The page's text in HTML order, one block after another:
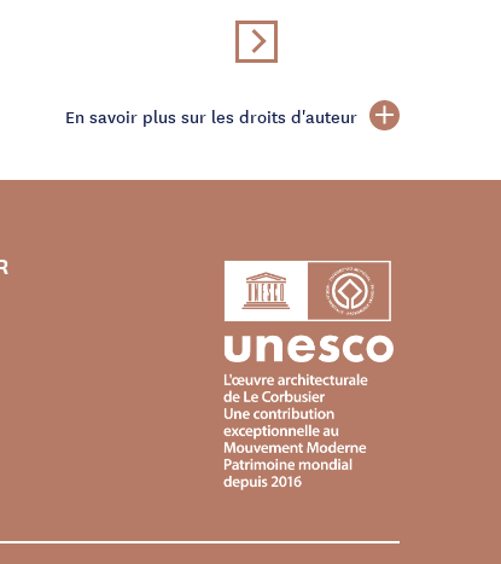
En savoir plus sur les droits d'auteur